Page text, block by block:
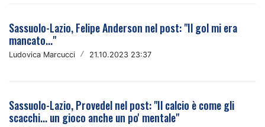
Sassuolo-Lazio, Felipe Anderson nel post: "Il gol mi era
mancato..."
Ludovica Marcucci / 21.10.2023 23:37
Sassuolo-Lazio, Provedel nel post: "Il calcio è come gli
scacchi... un gioco anche un po' mentale"